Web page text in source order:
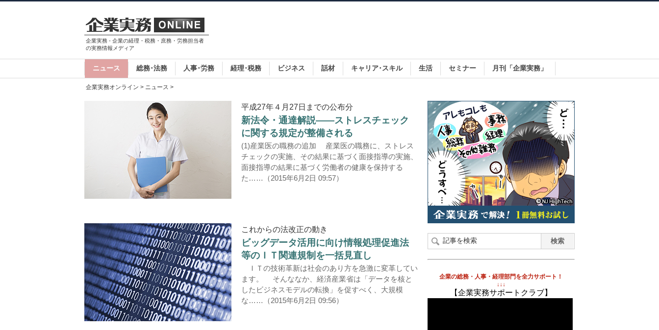
企業実務 - 企業の経理・税務・庶務・労務担当者
の実務情報メディア
ニュース 総務･法務 人事･労務 経理･税務 ビジネス 話材 キャリア･スキル 生活 セミナー 月刊「企業実務」
企業実務オンライン > ニュース >
平成27年４月27日までの公布分
新法令・通達解説――ストレスチェック
に関する規定が整備される
(1)産業医の職務の追加 産業医の職務に、ストレス
チェックの実施、その結果に基づく面接指導の実施、
面接指導の結果に基づく労働者の健康を保持する
た……（2015年6月2日 09:57）
これからの法改正の動き
ビッグデータ活用に向け情報処理促進法
等のＩＴ関連規制を一括見直し
ＩＴの技術革新は社会のあり方を急激に変革してい
ます。 そんななか、経済産業省は「データを核と
したビジネスモデルの転換」を促すべく、大規模
な……（2015年6月2日 09:56）
企業の総務・人事・経理部門を全力サポート！
↓↓↓
【企業実務サポートクラブ】